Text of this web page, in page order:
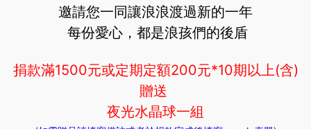
邀請您一同讓浪浪渡過新的一年
每份愛心，都是浪孩們的後盾
捐款滿1500元或定期定額200元*10期以上(含)
贈送
夜光水晶球一組